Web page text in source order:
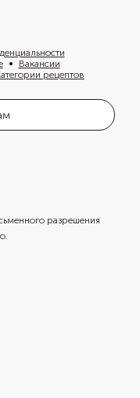
Вакансии
рецептов
разрешения